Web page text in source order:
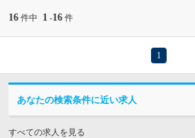
16 件中 1 -16 件
1
あなたの検索条件に近い求人
すべての求人を見る